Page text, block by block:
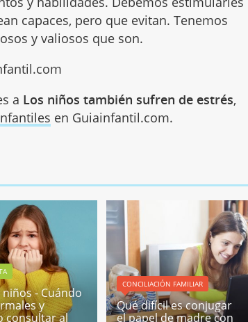
capaces, pero que evitan. Tenemos
y valiosos que son.
a Los niños también sufren de estrés,
en Guiainfantil.com.
niños - Cuándo
y
consultar al
CONCILIACIÓN FAMILIAR
Qué difícil es conjugar
el papel de madre con